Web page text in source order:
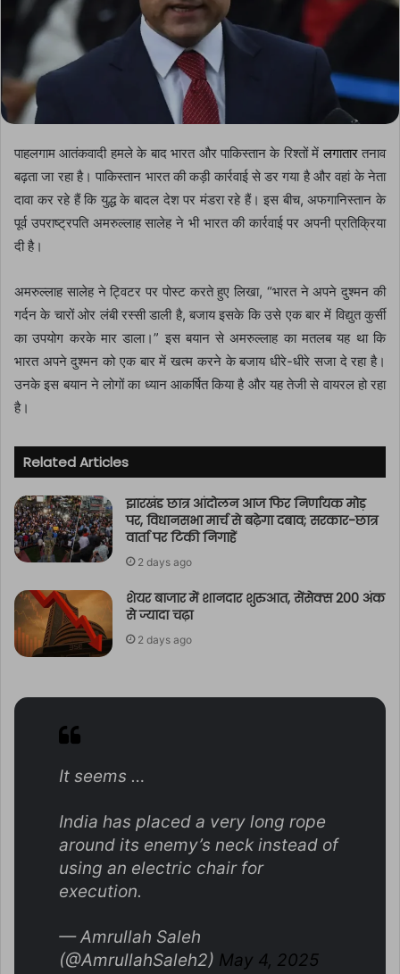
पाहलगाम आतंकवादी हमले के बाद भारत और पाकिस्तान के रिश्तों मेंलगातारतनाव
बढ़ता जा रहा है। पाकिस्तान भारत की कड़ी कार्रवाई से डर गया है और वहां के नेता
दावा कर रहे हैं कि युद्ध के बादल देश पर मंडरा रहे हैं। इस बीच, अफगानिस्तान के
पूर्व उपराष्ट्रपति अमरुल्लाह सालेह ने भी भारत की कार्रवाई पर अपनी प्रतिक्रिया
दी है।
अमरुल्लाह सालेह ने ट्विटर पर पोस्ट करते हुए लिखा, “भारत ने अपने दुश्मन की
गर्दन के चारों ओर लंबी रस्सी डाली है, बजाय इसके कि उसे एक बार में विद्युत कुर्सी
का उपयोग करके मार डाला।” इस बयान से अमरुल्लाह का मतलब यह था कि
भारत अपने दुश्मन को एक बार में खत्म करने के बजाय धीरे-धीरे सजा दे रहा है।
उनके इस बयान ने लोगों का ध्यान आकर्षित किया है और यह तेजी से वायरल हो रहा
है।
Related Articles
झारखंड छात्र आंदोलन आज फिर निर्णायक मोड़
पर, विधानसभा मार्च से बढ़ेगा दबाव; सरकार-छात्र
वार्ता पर टिकी निगाहें
2 days ago
शेयर बाजार में शानदार शुरुआत, सेंसेक्स 200 अंक
से ज्यादा चढ़ा
2 days ago
It seems …
India has placed a very long rope
around its enemy’s neck instead of
using an electric chair for
execution.
— Amrullah Saleh
(@AmrullahSaleh2) May 4, 2025